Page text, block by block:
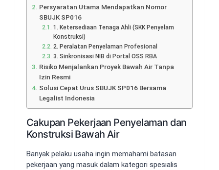
Persyaratan Utama Mendapatkan Nomor
SBUJK SP016
1. Ketersediaan Tenaga Ahli (SKK Penyelam
Konstruksi)
2. Peralatan Penyelaman Profesional
3. Sinkronisasi NIB di Portal OSS RBA
Risiko Menjalankan Proyek Bawah Air Tanpa
Izin Resmi
Solusi Cepat Urus SBUJK SP016 Bersama
Legalist Indonesia
Cakupan Pekerjaan Penyelaman dan
Konstruksi Bawah Air
Banyak pelaku usaha ingin memahami batasan
pekerjaan yang masuk dalam kategori spesialis